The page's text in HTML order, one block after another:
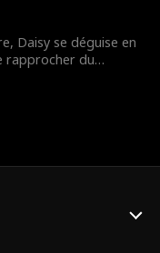
Daisy se déguise en
rapprocher du
?